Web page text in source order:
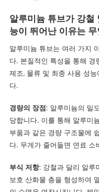
알루미늄 튜브가 강철
능이 뛰어난 이유는
알루미늄 튜브는 여러 가지
다. 본질적인 특성을 통해 경
제조, 물류 및 최종 사용 성
다.
경량의 장점: 알루미늄의 밀
당합니다. 이를 통해 알루미
부품과 같은 경량 구조물에
다. 무게가 줄어들면 연료
부식 저항: 강철과 달리 알루
보호 산화물 층을 형성하여